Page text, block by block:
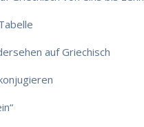
auf Griechisch